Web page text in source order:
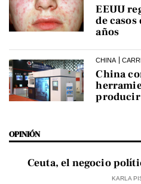
EEUU
de
años
CHINA
China
producir
OPINIÓN
Ceuta, el negocio
KARLA